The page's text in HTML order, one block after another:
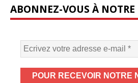
ABONNEZ-VOUS À NOTRE